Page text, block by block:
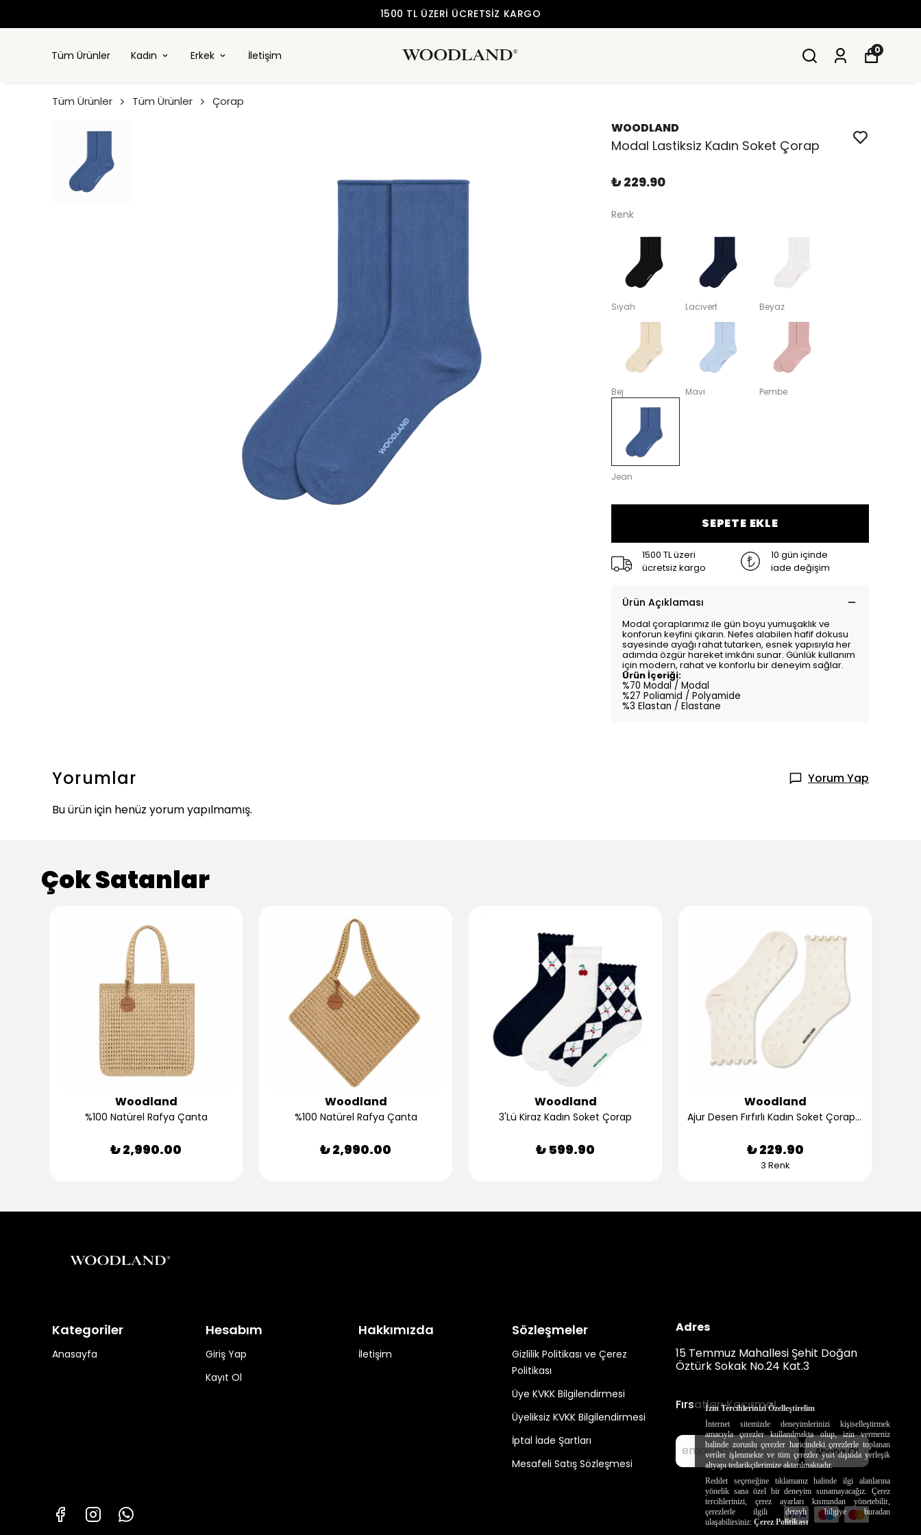
1500 TL ÜZERI ÜCRETSIZ KARGO
Tüm Ürünler Kadın Erkek İletişim 0
İzin Tercihlerinizi Özelleştirelim
İnternet sitemizde deneyimlerinizi kişiselleştirmek
amacıyla çerezler kullanılmakta olup, izin vermeniz
halinde zorunlu çerezler haricindeki çerezlerle toplanan
veriler işlenmekte ve tüm çerezler yurt dışında yerleşik
altyapı tedarikçilerimize aktarılmaktadır.
Reddet seçeneğine tıklamanız halinde ilgi alanlarına
yönelik sana özel bir deneyim sunamayacağız. Çerez
tercihlerinizi, çerez ayarları kısmından yönetebilir,
çerezlerle ilgili detaylı bilgiye buradan
ulaşabilirsiniz: Çerez Politikası
Tüm Ürünler Tüm Ürünler Çorap
WOODLAND
Modal Lastiksiz Kadın Soket Çorap
₺ 229.90
Renk
Siyah Lacivert Beyaz
Bej Mavi Pembe
Jean
SEPETE EKLE
1500 TL üzeri
ücretsiz kargo
10 gün içinde
iade değişim
Ürün Açıklaması
Modal çoraplarımız ile gün boyu yumuşaklık ve
konforun keyfini çıkarın. Nefes alabilen hafif dokusu
sayesinde ayağı rahat tutarken, esnek yapısıyla her
adımda özgür hareket imkânı sunar. Günlük kullanım
için modern, rahat ve konforlu bir deneyim sağlar.
Ürün İçeriği:
%70 Modal / Modal
%27 Poliamid / Polyamide
%3 Elastan / Elastane
Yorumlar
Yorum Yap
Bu ürün için henüz yorum yapılmamış.
Çok Satanlar
Woodland
%100 Natürel Rafya Çanta
₺ 2,990.00
Woodland
%100 Natürel Rafya Çanta
₺ 2,990.00
Woodland
3'Lü Kiraz Kadın Soket Çorap
₺ 599.90
Woodland
Ajur Desen Fırfırlı Kadın Soket Çorap - Bej
₺ 229.90
3 Renk
Kategoriler
Anasayfa
Hesabım
Giriş Yap
Kayıt Ol
Hakkımızda
İletişim
Sözleşmeler
Gizlilik Politikası ve Çerez
Politikası
Üye KVKK Bilgilendirmesi
Üyeliksiz KVKK Bilgilendirmesi
İptal İade Şartları
Mesafeli Satış Sözleşmesi
Adres
15 Temmuz Mahallesi Şehit Doğan
Öztürk Sokak No.24 Kat.3
Fırsatları Kaçırma!
Abone Ol